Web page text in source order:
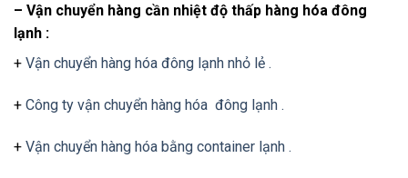
– Vận chuyển hàng cần nhiệt độ thấp hàng hóa đông
lạnh :
+ Vận chuyển hàng hóa đông lạnh nhỏ lẻ .
+ Công ty vận chuyển hàng hóa đông lạnh .
+ Vận chuyển hàng hóa bằng container lạnh .